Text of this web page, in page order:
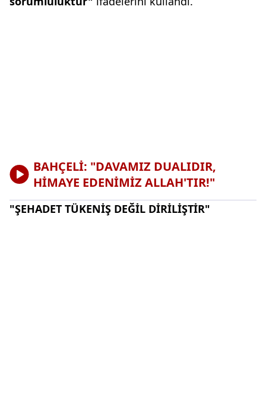
BAHÇELİ: "DAVAMIZ DUALIDIR,
HİMAYE EDENİMİZ ALLAH'TIR!"
"ŞEHADET TÜKENİŞ DEĞİL DİRİLİŞTİR"